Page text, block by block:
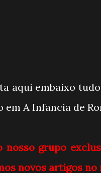
aqui embaixo
A Infancia de
nosso grupo
novos artigos no